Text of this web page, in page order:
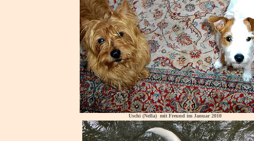
Uschi (Nella) mit Freund im Januar 2010